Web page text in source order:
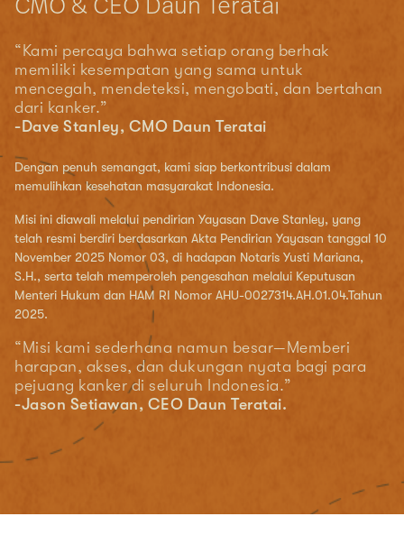
CMO & CEO Daun Teratai
“Kami percaya bahwa setiap orang berhak
memiliki kesempatan yang sama untuk
mencegah, mendeteksi, mengobati, dan bertahan
dari kanker.”
-Dave Stanley, CMO Daun Teratai
Dengan penuh semangat, kami siap berkontribusi dalam
memulihkan kesehatan masyarakat Indonesia.
Misi ini diawali melalui pendirian Yayasan Dave Stanley, yang
telah resmi berdiri berdasarkan Akta Pendirian Yayasan tanggal 10
November 2025 Nomor 03, di hadapan Notaris Yusti Mariana,
S.H., serta telah memperoleh pengesahan melalui Keputusan
Menteri Hukum dan HAM RI Nomor AHU-0027314.AH.01.04.Tahun
2025.
“Misi kami sederhana namun besar—Memberi
harapan, akses, dan dukungan nyata bagi para
pejuang kanker di seluruh Indonesia.”
-Jason Setiawan, CEO Daun Teratai.